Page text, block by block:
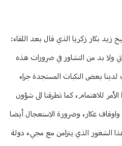
زيد بكار زكريا الذي قال بعد اللقاء:
ولا بد من التشاور في ضرورات هذه
بعض النكبات المستجدة جراء
للاهتمام، كما تطرقنا الى شؤون
واوقاف عكار، وضرورة الاستعجال أيضا
الشغور الذي يتزامن مع مجيء دولة